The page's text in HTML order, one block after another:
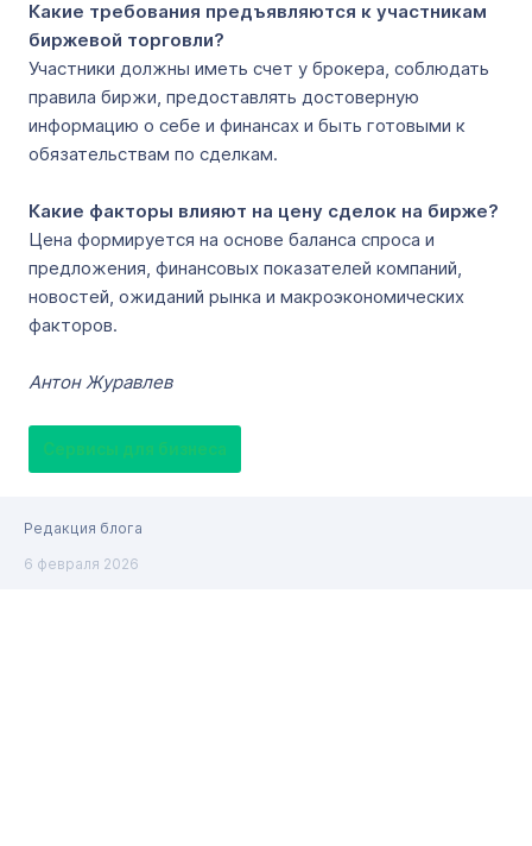
Какие требования предъявляются к участникам
биржевой торговли?
Участники должны иметь счет у брокера, соблюдать
правила биржи, предоставлять достоверную
информацию о себе и финансах и быть готовыми к
обязательствам по сделкам.
Какие факторы влияют на цену сделок на бирже?
Цена формируется на основе баланса спроса и
предложения, финансовых показателей компаний,
новостей, ожиданий рынка и макроэкономических
факторов.
Антон Журавлев
Сервисы для бизнеса
Редакция блога
6 февраля 2026